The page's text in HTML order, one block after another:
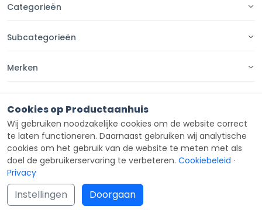
Categorieën
Subcategorieën
Merken
Contact
Copyright © Productaanhuis
Cookies op Productaanhuis
Wij gebruiken noodzakelijke cookies om de website correct
te laten functioneren. Daarnaast gebruiken wij analytische
cookies om het gebruik van de website te meten met als
doel de gebruikerservaring te verbeteren. Cookiebeleid ·
Privacy
Instellingen Doorgaan